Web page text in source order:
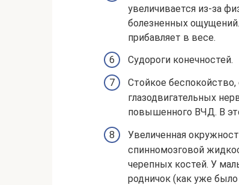
увеличивается из-за
болезненных
прибавляет в весе.
Судороги конечностей.
Стойкое
глазодвигательных
повышенного ВЧД. В
Увеличенная
спинномозговой
черепных костей. У
родничок (как уже